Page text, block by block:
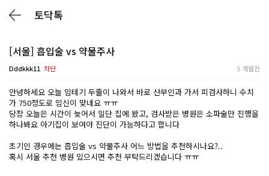
토닥톡
[서울] 흡입술 vs 약물주사
Dddkkk11 차단 5 개월전
안녕하세요 오늘 임테기 두줄이 나와서 바로 산부인과 가서 피검사하니 수치
가 750정도로 임신이 맞네요 ㅠㅠ
당장 오늘은 시간이 늦어서 일단 집에 왔고, 검사받은 병원은 소파술만 진행을
하나봐요 아기집이 보여야 진단이 가능하다고 합니다
초기인 경우에는 흡입술 vs 약물주사 어느 방법을 추천하시나요?..
혹시 서울 추천 병원 있으시면 추천 부탁드리겠습니다 ㅠㅠ